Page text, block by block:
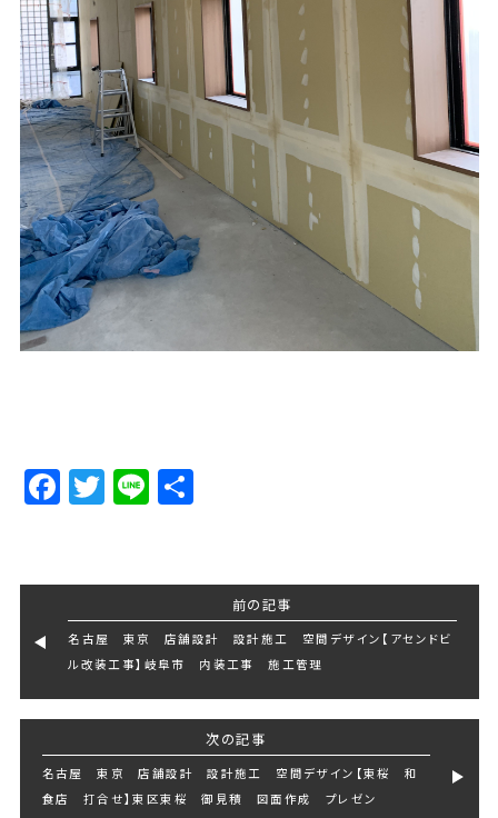
Facebook
Twitter
LineShare
前の記事
名古屋 東京 店舗設計 設計施工 空間デザイン【アセンドビ
ル改装工事】岐阜市 内装工事 施工管理
次の記事
名古屋 東京 店舗設計 設計施工 空間デザイン【東桜 和
食店 打合せ】東区東桜 御見積 図面作成 プレゼン